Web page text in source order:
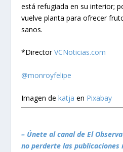
está refugiada en su interior;
vuelve planta para ofrecer
sanos.
*DirectorVCNoticias.com
@monroyfelipe
Imagen dekatja en Pixabay
– Únete al canal de El
no perderte las publicaciones